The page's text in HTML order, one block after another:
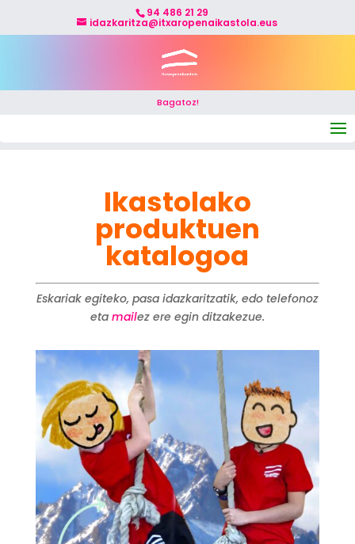
94 486 21 29
idazkaritza@itxaropenaikastola.eus
Bagatoz!
Ikastolako
produktuen
katalogoa
Eskariak egiteko, pasa idazkaritzatik, edo telefonoz
eta mailez ere egin ditzakezue.